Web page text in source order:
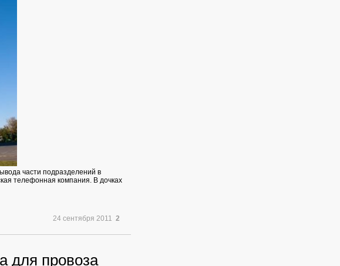
части подразделений в
телефонная компания. В дочках
24 сентября 2011 2
для провоза